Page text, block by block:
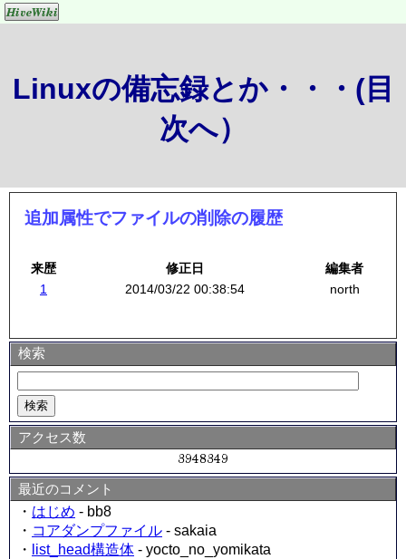
Linuxの備忘録とか・・・(目
次へ）
追加属性でファイルの削除の履歴
来歴 修正日
編集者
1
2014/03/22 00:38:54 north
検索
アクセス数
最近のコメント
・ はじめ - bb8
・ コアダンプファイル - sakaia
・
list_head構造体 - yocto_no_yomikata